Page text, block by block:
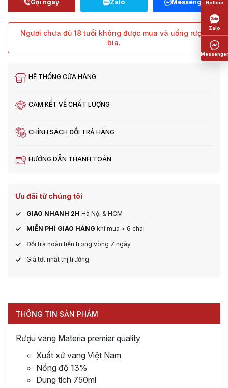
Người chưa đủ 18 tuổi không được mua và uống rượu,
bia.
HỆ THỐNG CỬA HÀNG
CAM KẾT VỀ CHẤT LƯỢNG
CHÍNH SÁCH ĐỔI TRẢ HÀNG
HƯỚNG DẪN THANH TOÁN
Ưu đãi từ chúng tôi
GIAO NHANH 2H Hà Nội & HCM
MIỄN PHÍ GIAO HÀNG khi mua > 6 chai
Đổi trả hoàn tiền trong vòng 7 ngày
Giá tốt nhất thị trường
THÔNG TIN SẢN PHẨM
Rượu vang Materia premier quality
Xuất xứ vang Việt Nam
Nồng độ 13%
Dung tích 750ml